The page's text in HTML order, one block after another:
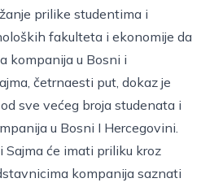
prilike studentima i
fakulteta i ekonomije da
kompanija u Bosni i
četrnaesti put, dokaz je
sve većeg broja studenata i
u Bosni I Hercegovini.
će imati priliku kroz
kompanija saznati